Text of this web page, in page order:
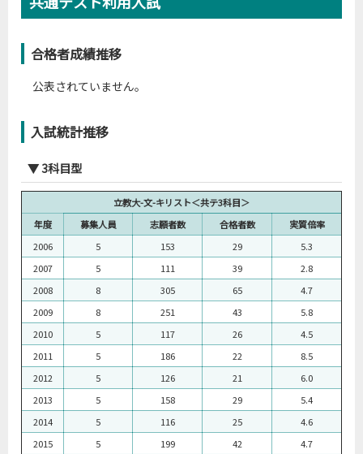
合格者成績推移
公表されていません。
入試統計推移
▼ 3科目型
立教大-文-キリスト＜共テ3科目＞
年度
募集人員 志願者数 合格者数
実質倍率
2006
5 153 29
5.3
2007
5 111 39
2.8
2008
8 305 65
4.7
2009
8 251 43
5.8
2010
5 117 26
4.5
2011
5 186 22
8.5
2012
5 126 21
6.0
2013
5 158 29
5.4
2014
5 116 25
4.6
2015
5 199 42
4.7